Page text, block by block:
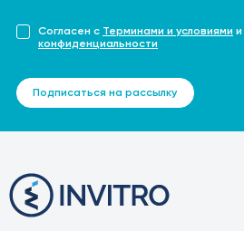
Согласен с Терминами и условиями и
конфиденциальности
Подписаться на рассылку